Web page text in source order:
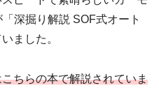
「深掘り解説 SOF式オート
ました。
ちらの本で解説されていま